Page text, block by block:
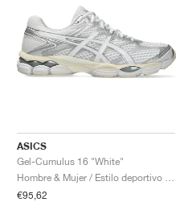
ASICS
Gel-Cumulus 16 "White"
€95,62